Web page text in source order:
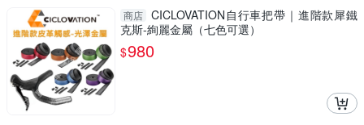
商店 CICLOVATION自行車把帶｜進階款犀鐵
克斯-絢麗金屬（七色可選）
$980